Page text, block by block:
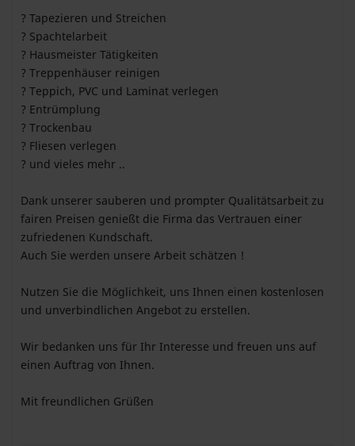
? Tapezieren und Streichen
? Spachtelarbeit
? Hausmeister Tätigkeiten
? Treppenhäuser reinigen
? Teppich, PVC und Laminat verlegen
? Entrümplung
? Trockenbau
? Fliesen verlegen
? und vieles mehr ..
Dank unserer sauberen und prompter Qualitätsarbeit zu
fairen Preisen genießt die Firma das Vertrauen einer
zufriedenen Kundschaft.
Auch Sie werden unsere Arbeit schätzen !
Nutzen Sie die Möglichkeit, uns Ihnen einen kostenlosen
und unverbindlichen Angebot zu erstellen.
Wir bedanken uns für Ihr Interesse und freuen uns auf
einen Auftrag von Ihnen.
Mit freundlichen Grüßen